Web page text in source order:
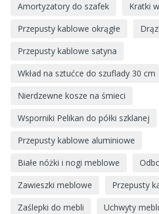
Amortyzatory do szafek
Kratki
Przepusty kablowe okrągłe
Przepusty kablowe satyna
Wkład na sztućce do szuflady 30 cm
Nierdzewne kosze na śmieci
Wsporniki Pelikan do półki szklanej
Przepusty kablowe aluminiowe
Białe nóżki i nogi meblowe
Zawieszki meblowe
Przepusty
Zaślepki do mebli
Uchwyty